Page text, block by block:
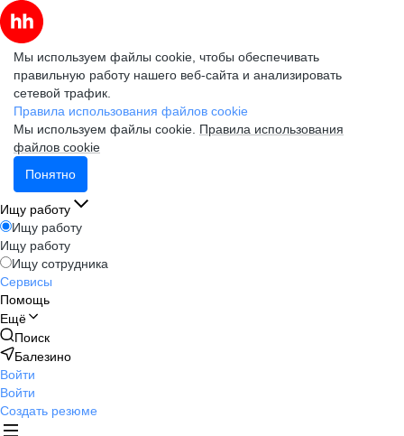
Мы используем файлы cookie, чтобы обеспечивать
правильную работу нашего веб-сайта и анализировать
сетевой трафик.
Правила использования файлов cookie
Мы используем файлы cookie. Правила использования
файлов cookie
Понятно
Ищу работу
Ищу работу
Ищу работу
Ищу сотрудника
Сервисы
Помощь
Ещё
Поиск
Балезино
Войти
Войти
Создать резюме